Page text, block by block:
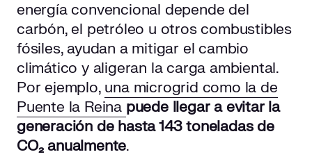
energía convencional depende del
carbón, el petróleo u otros combustibles
fósiles, ayudan a mitigar el cambio
climático y aligeran la carga ambiental.
Por ejemplo, una microgrid como la de
Puente la Reina puede llegar a evitar la
generación de hasta 143 toneladas de
CO₂ anualmente.